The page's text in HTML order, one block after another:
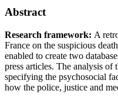
Abstract
Research framework: A
France on the suspicious
enabled to create two
press articles. The analysis of
specifying the psychosocial
how the police, justice and